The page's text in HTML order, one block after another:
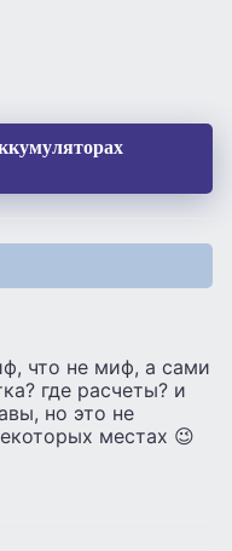
что не миф, а сами
где расчеты? и
но это не
местах 😉